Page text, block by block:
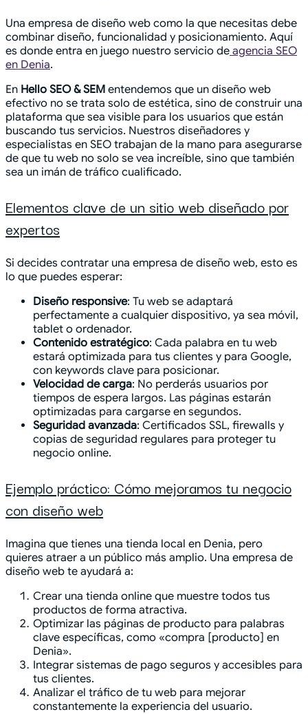
Una empresa de diseño web como la que necesitas debe
combinar diseño, funcionalidad y posicionamiento. Aquí
es donde entra en juego nuestro servicio de agencia SEO
en Denia.
En Hello SEO & SEM entendemos que un diseño web
efectivo no se trata solo de estética, sino de construir una
plataforma que sea visible para los usuarios que están
buscando tus servicios. Nuestros diseñadores y
especialistas en SEO trabajan de la mano para asegurarse
de que tu web no solo se vea increíble, sino que también
sea un imán de tráfico cualificado.
Elementos clave de un sitio web diseñado por
expertos
Si decides contratar una empresa de diseño web, esto es
lo que puedes esperar:
Diseño responsive: Tu web se adaptará
perfectamente a cualquier dispositivo, ya sea móvil,
tablet o ordenador.
Contenido estratégico: Cada palabra en tu web
estará optimizada para tus clientes y para Google,
con keywords clave para posicionar.
Velocidad de carga: No perderás usuarios por
tiempos de espera largos. Las páginas estarán
optimizadas para cargarse en segundos.
Seguridad avanzada: Certificados SSL, firewalls y
copias de seguridad regulares para proteger tu
negocio online.
Ejemplo práctico: Cómo mejoramos tu negocio
con diseño web
Imagina que tienes una tienda local en Denia, pero
quieres atraer a un público más amplio. Una empresa de
diseño web te ayudará a:
Crear una tienda online que muestre todos tus
productos de forma atractiva.
Optimizar las páginas de producto para palabras
clave específicas, como «compra [producto] en
Denia».
Integrar sistemas de pago seguros y accesibles para
tus clientes.
Analizar el tráfico de tu web para mejorar
constantemente la experiencia del usuario.